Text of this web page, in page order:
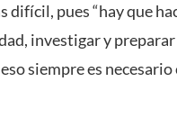
difícil, pues “hay que
investigar y
siempre es